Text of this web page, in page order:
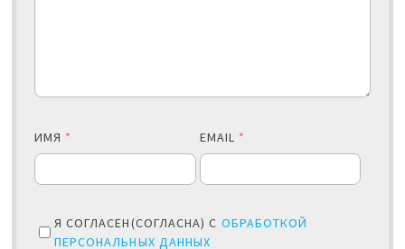
ИМЯ * EMAIL *
Я СОГЛАСЕН(СОГЛАСНА) С ОБРАБОТКОЙ
ПЕРСОНАЛЬНЫХ ДАННЫХ